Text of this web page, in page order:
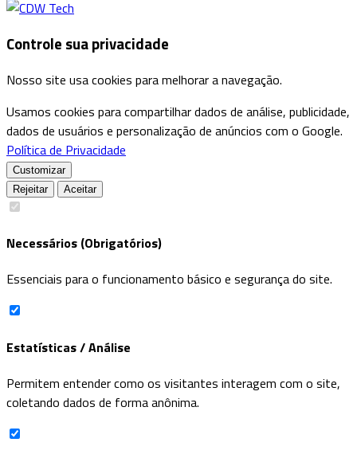
Controle sua privacidade
Nosso site usa cookies para melhorar a navegação.
Usamos cookies para compartilhar dados de análise, publicidade,
dados de usuários e personalização de anúncios com o Google.
Política de Privacidade
Customizar
Rejeitar
Aceitar
Necessários (Obrigatórios)
Essenciais para o funcionamento básico e segurança do site.
Estatísticas / Análise
Permitem entender como os visitantes interagem com o site,
coletando dados de forma anônima.